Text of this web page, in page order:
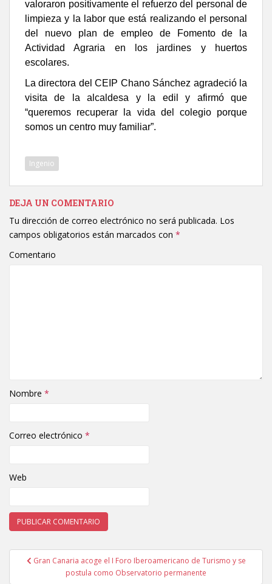
valoraron positivamente el refuerzo del personal de
limpieza y la labor que está realizando el personal
del nuevo plan de empleo de Fomento de la
Actividad Agraria en los jardines y huertos
escolares.
La directora del CEIP Chano Sánchez agradeció la
visita de la alcaldesa y la edil y afirmó que
“queremos recuperar la vida del colegio porque
somos un centro muy familiar”.
Ingenio
DEJA UN COMENTARIO
Tu dirección de correo electrónico no será publicada. Los
campos obligatorios están marcados con *
Comentario
Nombre *
Correo electrónico *
Web
Navegación de entradas
Gran Canaria acoge el I Foro Iberoamericano de Turismo y se
postula como Observatorio permanente